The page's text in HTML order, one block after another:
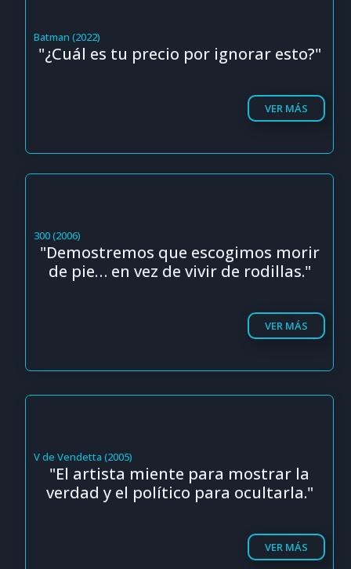
Batman (2022)
"¿Cuál es tu precio por ignorar esto?"
VER MÁS
300 (2006)
"Demostremos que escogimos morir
de pie… en vez de vivir de rodillas."
VER MÁS
V de Vendetta (2005)
"El artista miente para mostrar la
verdad y el político para ocultarla."
VER MÁS